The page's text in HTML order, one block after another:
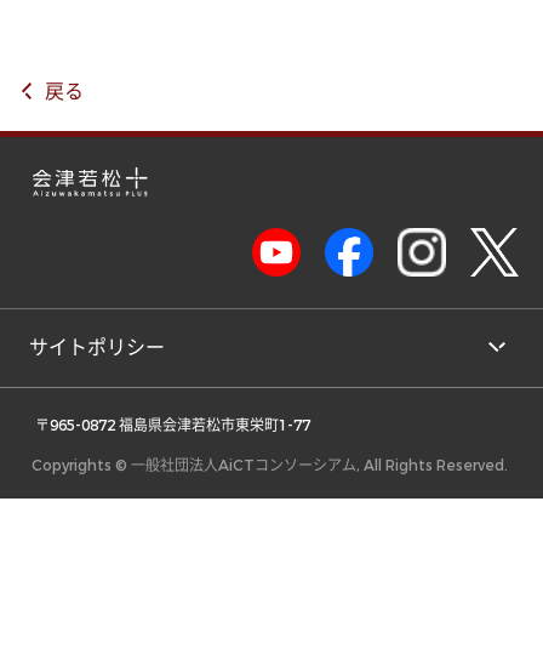
戻る
サイトポリシー
〒965-0872 福島県会津若松市東栄町1-77
Copyrights © 一般社団法人AiCTコンソーシアム, All Rights Reserved.